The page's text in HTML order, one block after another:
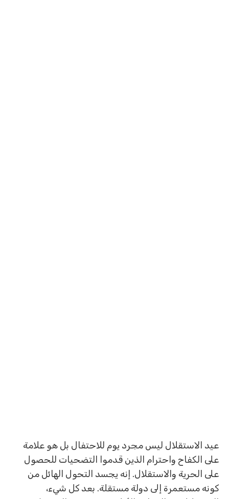
عيد الاستقلال ليس مجرد يوم للاحتفال بل هو علامة
على الكفاح واحترام الذين قدموا التضحيات للحصول
على الحرية والاستقلال. إنه يجسد التحول الهائل من
كونه مستعمرة إلى دولة مستقلة. بعد كل شيء،